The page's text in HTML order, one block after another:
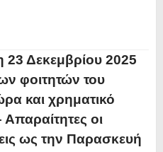
Δεκεμβρίου 2025
φοιτητών του
και χρηματικό
οι
ως την Παρασκευή